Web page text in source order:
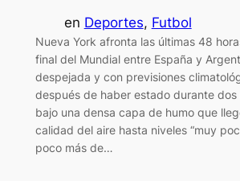
en Deportes, Futbol
Nueva York afronta las últimas 48
final del Mundial entre España y
despejada y con previsiones
después de haber estado durante dos
bajo una densa capa de humo que
calidad del aire hasta niveles “muy
poco más de…